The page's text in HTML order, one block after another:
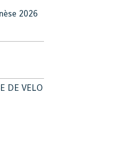
2026
DE VELO